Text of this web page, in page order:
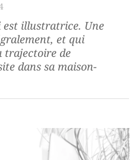
est illustratrice. Une
et qui
trajectoire de
dans sa maison-